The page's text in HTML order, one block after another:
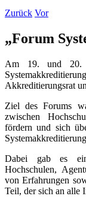
Zurück Vor
„Forum
Am 19. und 20.
Akkreditierungsrat
Ziel des Forums
zwischen
fördern und sich
Dabei gab es
Hochschulen,
von Erfahrungen
Teil, der sich an alle